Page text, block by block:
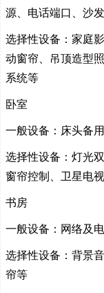
源、电话端口、沙
选择性设备：家庭
动窗帘、吊顶造型
系统等
卧室
一般设备：床头备
选择性设备：灯光
窗帘控制、卫星电
书房
一般设备：网络及
选择性设备：背景
帘等